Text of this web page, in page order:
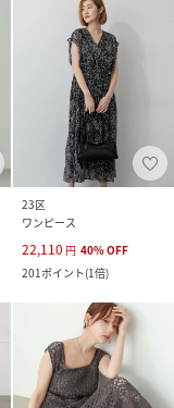
23区
ワンピース
22,110 円 40%OFF
201ポイント(1倍)